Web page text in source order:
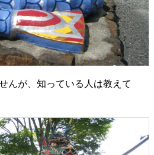
んが、知っている人は教えて